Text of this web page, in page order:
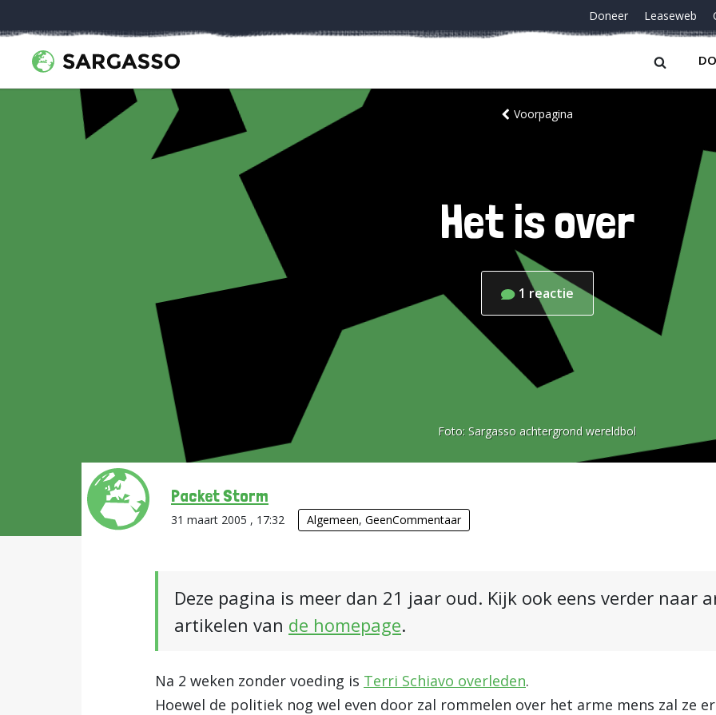
Doneer Leaseweb
Voorpagina
Het is over
1 reactie
Foto: Sargasso achtergrond wereldbol
Packet Storm
31 maart 2005 , 17:32 Algemeen, GeenCommentaar
Deze pagina is meer dan 21 jaar oud. Kijk ook eens verder naar
artikelen van de homepage.
Na 2 weken zonder voeding is Terri Schiavo overleden.
Hoewel de politiek nog wel even door zal rommelen over het arme mens zal ze